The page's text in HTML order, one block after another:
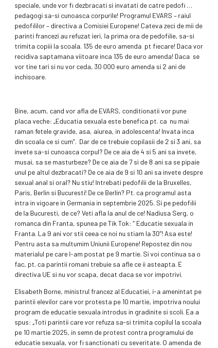
speciale, unde vor fi dezbracati si invatati de catre pedofi …
pedagogi sa-si cunoasca corpurile! Programul EVARS – raiul
pedofililor – directiva a Comisiei Europene! Cateva zeci de mii de
parinti francezi au refuzat ieri, la prima ora de pedofilie, sa-si
trimita copiii la scoala. 135 de euro amenda pt fiecare! Daca vor
recidiva saptamana viitoare inca 135 de euro amenda! Daca se
vor tine tari si nu vor ceda, 30 000 euro amenda si 2 ani de
inchisoare.
Bine, acum, cand vor afla de EVARS, conditionatii vor pune
placa veche: „Educatia sexuala este benefica pt. ca nu mai
raman fetele gravide, asa, aiurea, in adolescenta! Invata inca
din scoala ce si cum”. Dar de ce trebuie copilasii de 2 si 3 ani, sa
invete sa-si cunoasca corpul? De ce aia de 4 si 5 ani sa invete,
musai, sa se masturbeze? De ce aia de 7 si de 8 ani sa se pipaie
unul pe altul dezbracati? De ce aia de 9 si 10 ani sa invete despre
sexual anal si oral? Nu stiu! Intrebati pedofilii de la Bruxelles,
Paris, Berlin si Bucuresti! De ce Berlin? Pt. ca programul asta
intra in vigoare in Germania in septembrie 2025. Si pe pedofilii
de la Bucuresti, de ce? Veti afla la anul de ce! Nadiusa Serg, o
romanca din Franta, spunea pe Tik Tok: ” Educatie sexuala in
Franta. La 9 ani vor stii ceea ce noi nu stiam la 30”! Asa este!
Pentru asta sa multumim Uniunii Europene! Repostez din nou
materialul pe care l-am postat pe 9 martie. Si voi continua sa o
fac, pt. ca parintii romani trebuie sa afle ce ii asteapta. E
directiva UE si nu vor scapa, decat daca se vor impotrivi.
Elisabeth Borne, ministrul francez al Educatiei, i-a amenintat pe
parintii elevilor care vor protesta pe 10 martie, impotriva noului
program de educatie sexuala introdus in gradinite si scoli. Ea a
spus: „Toti parintii care vor refuza sa-si trimita copilul la scoala
pe 10 martie 2025, in semn de protest contra programului de
educatie sexuala, vor fi sanctionati cu severitate. O amenda de